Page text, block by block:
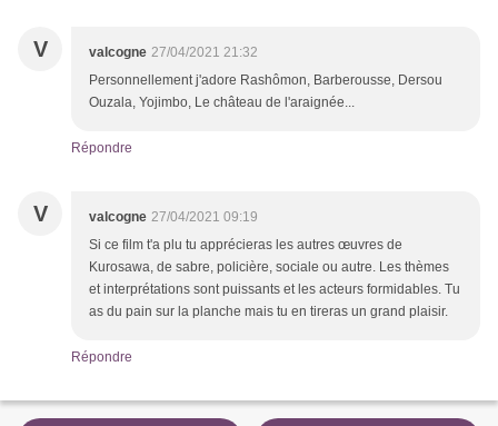
V valcogne 27/04/2021 21:32
Personnellement j'adore Rashômon, Barberousse, Dersou
Ouzala, Yojimbo, Le château de l'araignée...
Répondre
V valcogne 27/04/2021 09:19
Si ce film t'a plu tu apprécieras les autres œuvres de
Kurosawa, de sabre, policière, sociale ou autre. Les thèmes
et interprétations sont puissants et les acteurs formidables. Tu
as du pain sur la planche mais tu en tireras un grand plaisir.
Répondre